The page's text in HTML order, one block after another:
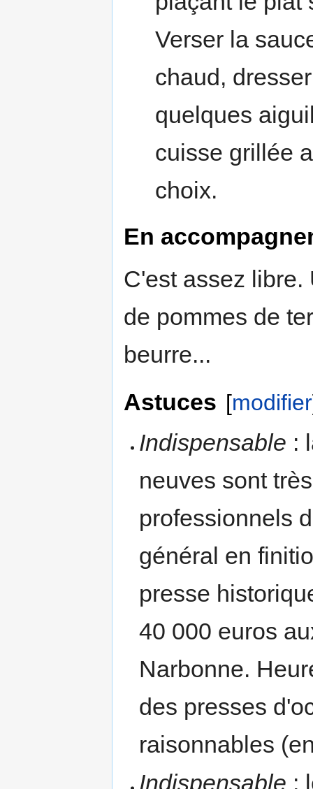
Verser la
chaud,
quelques
cuisse grillée
choix.
En
C'est assez libre.
de pommes de
beurre...
Astuces [modifier
Indispensable :
neuves sont
professionnels
général en
presse
40 000 euros
Narbonne.
des presses
raisonnables
Indispensable :